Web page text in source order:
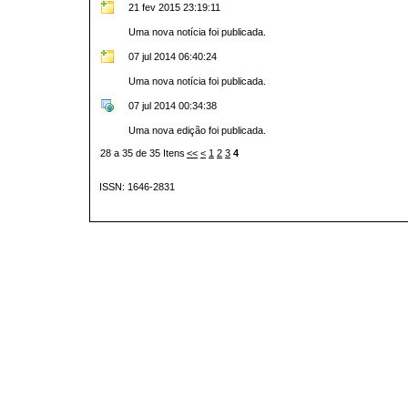
21 fev 2015 23:19:11
Uma nova notícia foi publicada.
07 jul 2014 06:40:24
Uma nova notícia foi publicada.
07 jul 2014 00:34:38
Uma nova edição foi publicada.
28 a 35 de 35 Itens << < 1 2 3 4
ISSN: 1646-2831